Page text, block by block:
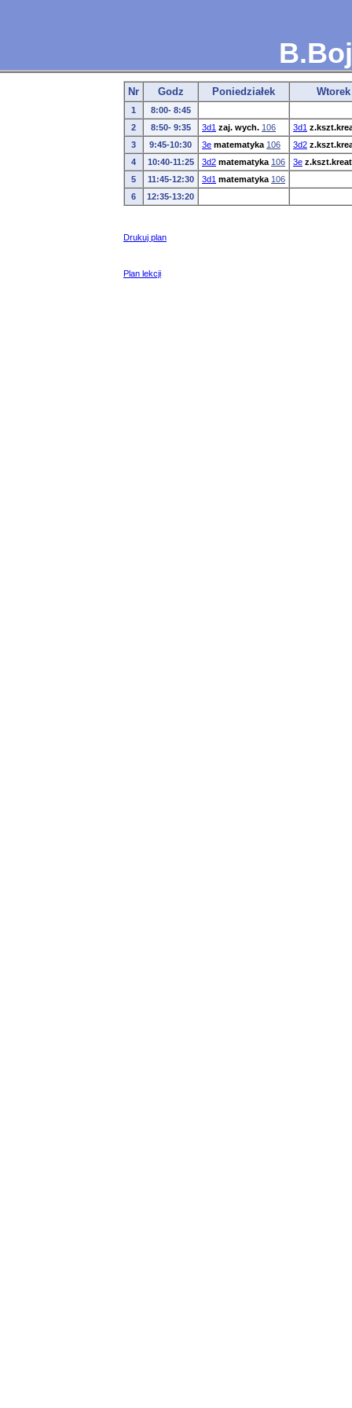
Nr Godz Poniedziałek Wtorek
1
8:00- 8:45
2
8:50- 9:35 3d1 zaj. wych. 106 3d1
3
9:45-10:30 3e matematyka 106 3d2
4
10:40-11:25 3d2 matematyka 106 3e z.kszt.kreat
5
11:45-12:30 3d1 matematyka 106
6
12:35-13:20
Drukuj plan
Plan lekcji